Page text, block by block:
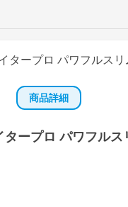
商品詳細
タープロ パワフルス